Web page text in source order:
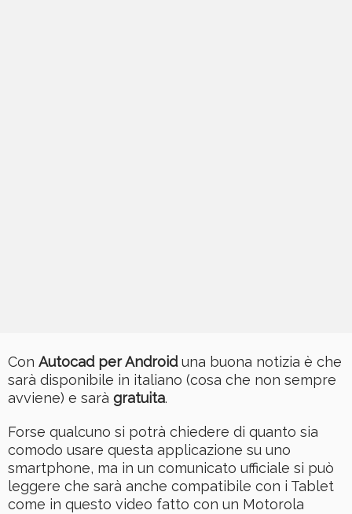
Con Autocad per Androiduna buona notizia è che
sarà disponibile in italiano (cosa che non sempre
avviene) e sarà gratuita.
Forse qualcuno si potrà chiedere di quanto sia
comodo usare questa applicazione su uno
smartphone, ma in un comunicato ufficiale si può
leggere che sarà anche compatibile con i Tablet
come in questo video fatto con un Motorola